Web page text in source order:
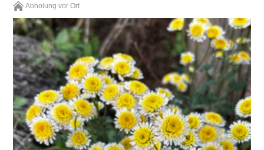
Abholung vor Ort